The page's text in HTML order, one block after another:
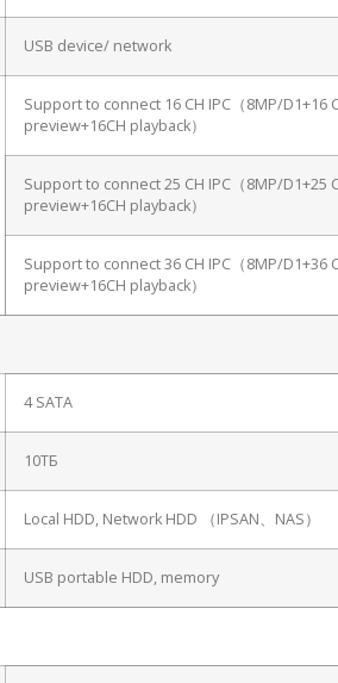
USB device/ network
Support to connect 16 CH IPC（8MP/D1+16
preview+16CH playback）
Support to connect 25 CH IPC（8MP/D1+25
preview+16CH playback）
Support to connect 36 CH IPC（8MP/D1+36
preview+16CH playback）
4 SATA
10ТБ
Local HDD, Network HDD （IPSAN、NAS）
USB portable HDD, memory